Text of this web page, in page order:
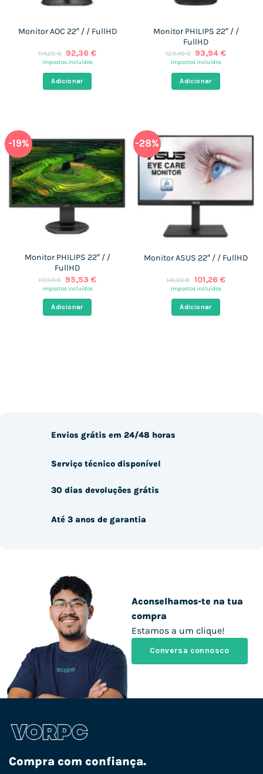
Monitor AOC 22″ / / FullHD
114,25€ O
preço
era:
114,25 €.
92,36€O
impostos incluídos
Adicionar
Monitor PHILIPS 22″ / /
FullHD
129,49€ O
preço
era:
129,49 €.
93,94€O
impostos incluídos
Adicionar
-19%
Monitor PHILIPS 22″ / /
FullHD
117,50€ O
preço
era:
117,50 €.
95,53€O
impostos incluídos
Adicionar
-28%
Monitor ASUS 22″ / / FullHD
141,38€ O
preço
era:
141,38 €.
101,26 €O
impostos incluídos
Adicionar
Aconselhamos-te na tua
compra
Estamos a um clique!
Conversa connosco
Envios grátis em 24/48 horas
Serviço técnico disponível
30 dias devoluções grátis
Até 3 anos de garantia
Compra com confiança.